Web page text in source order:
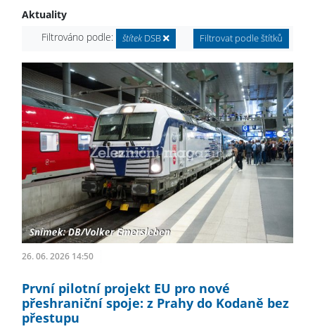
Aktuality
Filtrováno podle:
štítekDSB Filtrovat podle štítků
26. 06. 2026 14:50
První pilotní projekt EU pro nové
přeshraniční spoje: z Prahy do Kodaně bez
přestupu